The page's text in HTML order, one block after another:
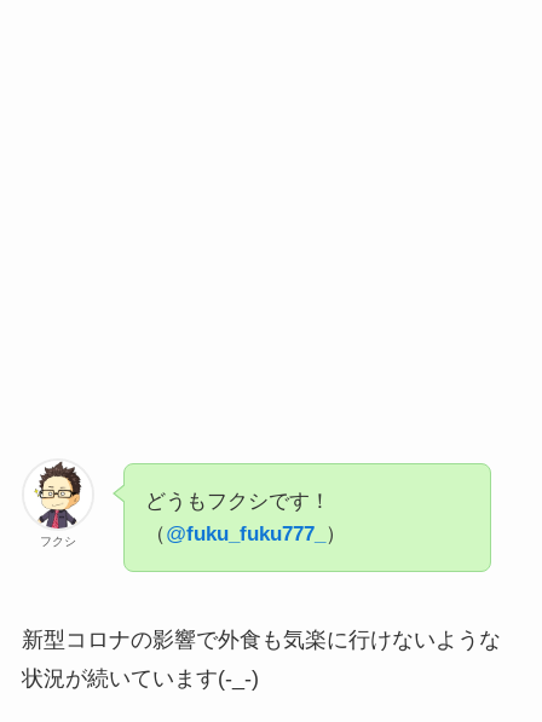
フクシ
どうもフクシです！
（@fuku_fuku777_ ）
新型コロナの影響で外食も気楽に行けないような
状況が続いています(-_-)